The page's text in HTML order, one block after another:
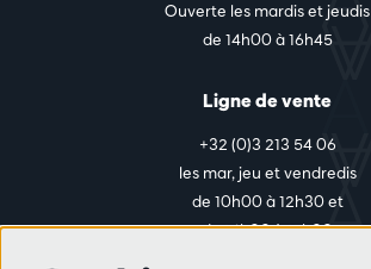
Ouverte les mardis et jeudis
de 14h00 à 16h45
Ligne de vente
+32 (0)3 213 54 06
les mar, jeu et vendredis
de 10h00 à 12h30 et
de 14h00 à 17h00